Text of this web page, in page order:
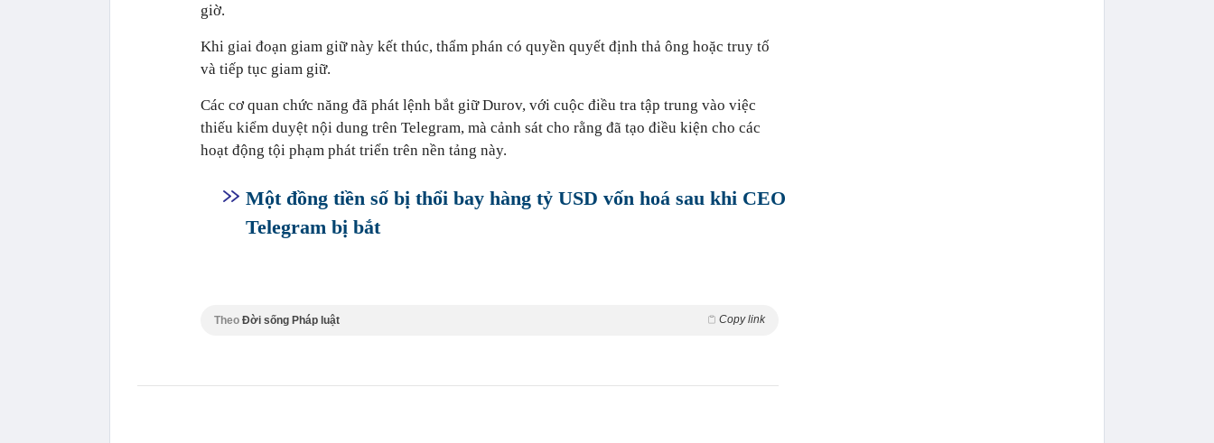
giờ.
Khi giai đoạn giam giữ này kết thúc, thẩm phán có quyền quyết định thả ông hoặc truy tố
và tiếp tục giam giữ.
Các cơ quan chức năng đã phát lệnh bắt giữ Durov, với cuộc điều tra tập trung vào việc
thiếu kiểm duyệt nội dung trên Telegram, mà cảnh sát cho rằng đã tạo điều kiện cho các
hoạt động tội phạm phát triển trên nền tảng này.
Một đồng tiền số bị thổi bay hàng tỷ USD vốn hoá sau khi CEO
Telegram bị bắt
Theo Đời sống Pháp luật Copy link